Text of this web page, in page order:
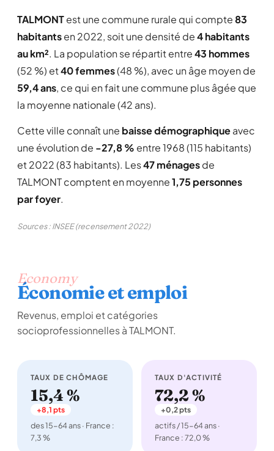
TALMONTest une commune rurale qui compte83
habitantsen 2022, soit une densité de4 habitants
au km². La population se répartit entre43 hommes
(52 %) et40 femmes(48 %), avec un âge moyen de
59,4 ans, ce qui en fait une commune plus âgée que
la moyenne nationale (42 ans).
Cette ville connaît une baisse démographiqueavec
une évolution de -27,8 % entre 1968 (115 habitants)
et 2022 (83 habitants). Les47 ménagesde
TALMONT comptent en moyenne1,75 personnes
par foyer.
Sources : INSEE (recensement 2022)
Economy
Économie et emploi
Revenus, emploi et catégories
socioprofessionnelles à TALMONT.
TAUX DE CHÔMAGE
15,4 %
+8,1 pts
des 15-64 ans · France :
7,3 %
TAUX D'ACTIVITÉ
72,2 %
+0,2 pts
actifs / 15-64 ans ·
France : 72,0 %